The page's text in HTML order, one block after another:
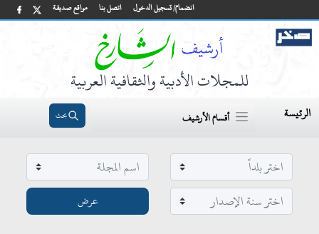
مواقع صديقة اتصل بنا انضمام/ تسجيل الدخول
للمجلات الأدبية والثقافية العربية
الرئيسة أقسام الأرشيف بحث